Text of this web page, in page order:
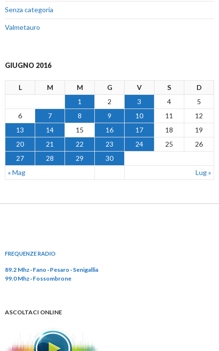
Senza categoria
Valmetauro
GIUGNO 2016
L M M G V S D
« Mag Lug »
1 2 3 4
5
6
7 8 9 10 11
12
13
14 15 16 17 18
19
20
21 22 23 24 25
26
27
28 29 30
FREQUENZE RADIO
89.2 Mhz · Fano · Pesaro · Senigallia
99.0 Mhz · Fossombrone
ASCOLTACI ONLINE